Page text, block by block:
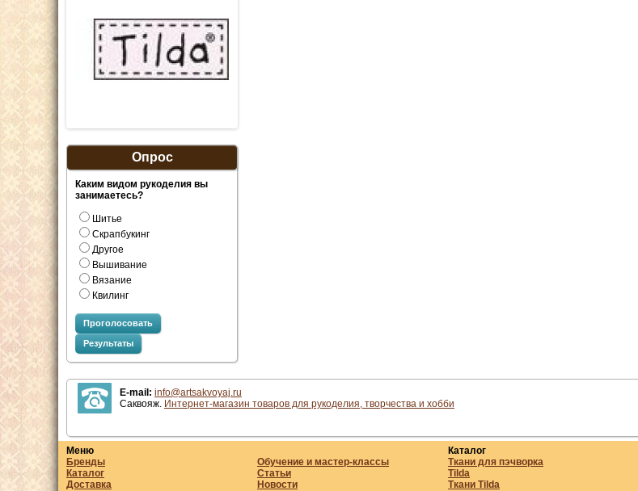
Опрос
Каким видом рукоделия вы
занимаетесь?
Шитье
Скрапбукинг
Другое
Вышивание
Вязание
Квилинг
Проголосовать
Результаты
E-mail: info@artsakvoyaj.ru
Саквояж. Интернет-магазин товаров для рукоделия, творчества и хобби
Меню
Бренды
Каталог
Доставка
Обучение и мастер-классы
Статьи
Новости
Каталог
Ткани для пэчворка
Tilda
Ткани Tilda